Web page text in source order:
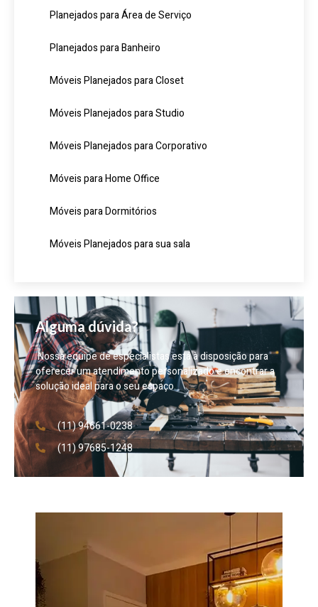
Planejados para Área de Serviço
Planejados para Banheiro
Móveis Planejados para Closet
Móveis Planejados para Studio
Móveis Planejados para Corporativo
Móveis para Home Office
Móveis para Dormitórios
Móveis Planejados para sua sala
Alguma dúvida?
Nossa equipe de especialistas está à disposição para
oferecer um atendimento personalizado e encontrar a
solução ideal para o seu espaço.
(11) 94661-0238
(11) 97685-1248